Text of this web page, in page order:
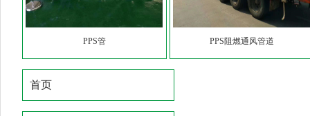
PPS管 PPS阻燃通风管道
首页